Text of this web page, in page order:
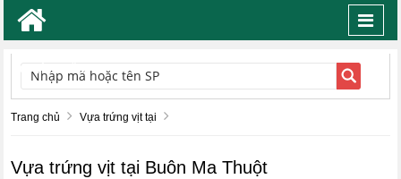
TÌM KIẾM
Trang chủ Vựa trứng vịt tại
Vựa trứng vịt tại Buôn Ma Thuột